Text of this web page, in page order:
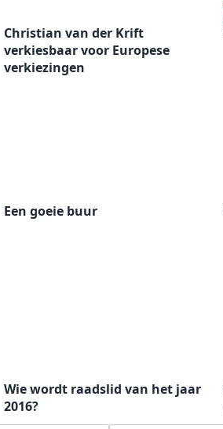
Christian van der Krift
verkiesbaar voor Europese
verkiezingen
Een goeie buur
Wie wordt raadslid van het jaar
2016?